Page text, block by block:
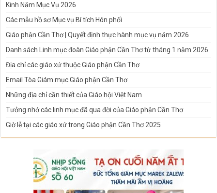
Kinh Năm Mục Vụ 2026
Các mẫu hồ sơ Mục vụ Bí tích Hôn phối
Giáo phận Cần Thơ | Quyết định thực hành mục vụ năm 2026
Danh sách Linh mục đoàn Giáo phận Cần Thơ từ tháng 1 năm 2026
Địa chỉ các giáo xứ thuộc Giáo phận Cần Thơ
Email Tòa Giám mục Giáo phận Cần Thơ
Những địa chỉ cần thiết của Giáo hội Việt Nam
Tưởng nhớ các linh mục đã qua đời của Giáo phận Cần Thơ
Giờ lễ tại các giáo xứ trong Giáo phận Cần Thơ 2025